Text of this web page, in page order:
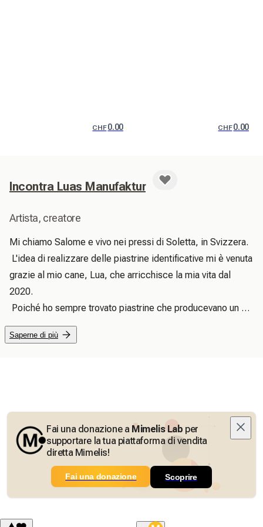
CHF0.00 CHF0.00
Incontra Luas Manufaktur
Artista, creatore
Mi chiamo Salome e vivo nei pressi di Soletta, in Svizzera.
L'idea di realizzare delle piastrine identificative mi è venuta
grazie al mio cane, Lua, che arricchisce la mia vita dal
2020.
Poiché ho sempre trovato piastrine che producevano un
rumore fastidioso, ho iniziato a realizzarle in resina
epossidica.
Saperne di più
Fai una donazione a Mimelis Lab per
supportare la tua piattaforma di vendita
diretta Mimelis!
Fai una donazione Scoprire